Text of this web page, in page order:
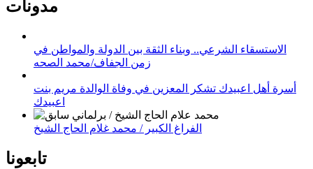
مدونات
الاستسقاء الشرعي.. وبناء الثقة بين الدولة والمواطن في
زمن الجفاف/محمد الصحه
أسرة أهل اعبيدك تشكر المعزين في وفاة الوالدة مريم بنت
اعبيدك
الفراغ الكبير / محمد غلام الحاج الشيخ
تابعونا